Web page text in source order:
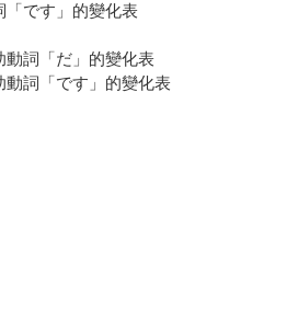
「です」的變化表
動詞「だ」的變化表
動詞「です」的變化表